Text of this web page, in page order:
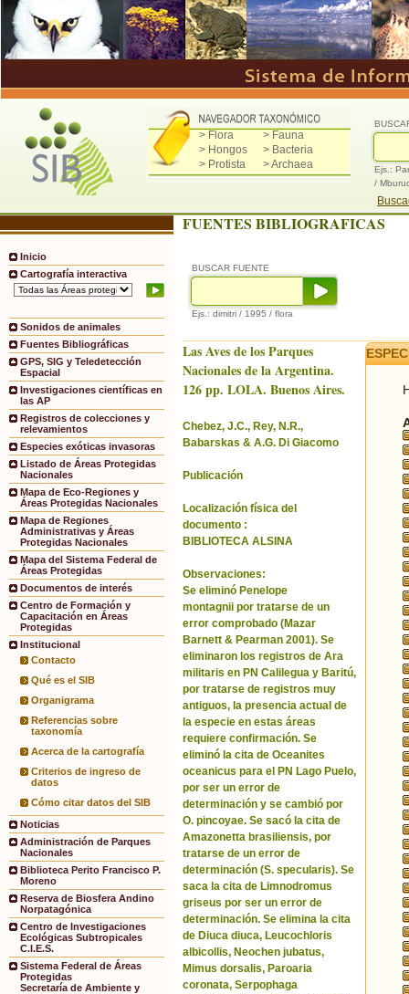
> Flora
> Fauna
> Hongos
> Bacteria
> Protista
> Archaea
Ejs.:
/
Inicio
Cartografía interactiva
Sonidos de animales
Fuentes Bibliográficas
GPS, SIG y Teledetección
Espacial
Investigaciones científicas en
las AP
Registros de colecciones y
relevamientos
Especies exóticas invasoras
Listado de Áreas Protegidas
Nacionales
Mapa de Eco-Regiones y
Áreas Protegidas Nacionales
Mapa de Regiones
Administrativas y Áreas
Protegidas Nacionales
Mapa del Sistema Federal de
Áreas Protegidas
Documentos de interés
Centro de Formación y
Capacitación en Áreas
Protegidas
Institucional
Contacto
Qué es el SIB
Organigrama
Referencias sobre
taxonomía
Acerca de la cartografía
Criterios de ingreso de
datos
Cómo citar datos del SIB
Noticias
Administración de Parques
Nacionales
Biblioteca Perito Francisco P.
Moreno
Reserva de Biosfera Andino
Norpatagónica
Centro de Investigaciones
Ecológicas Subtropicales
C.I.E.S.
Sistema Federal de Áreas
Protegidas
Secretaría de Ambiente y
FUENTES BIBLIOGRAFICAS
BUSCAR FUENTE
Ejs.: dimitri / 1995 / flora
Las Aves de los Parques
Nacionales de la Argentina.
126 pp. LOLA. Buenos Aires.
Chebez, J.C., Rey, N.R.,
Babarskas & A.G. Di Giacomo
Publicación
Localización física del
documento :
BIBLIOTECA ALSINA
Observaciones:
Se eliminó Penelope
montagnii por tratarse de un
error comprobado (Mazar
Barnett & Pearman 2001). Se
eliminaron los registros de Ara
militaris en PN Calilegua y Baritú,
por tratarse de registros muy
antiguos, la presencia actual de
la especie en estas áreas
requiere confirmación. Se
eliminó la cita de Oceanites
oceanicus para el PN Lago Puelo,
por ser un error de
determinación y se cambió por
O. pincoyae. Se sacó la cita de
Amazonetta brasiliensis, por
tratarse de un error de
determinación (S. specularis). Se
saca la cita de Limnodromus
griseus por ser un error de
determinación. Se elimina la cita
de Diuca diuca, Leucochloris
albicollis, Neochen jubatus,
Mimus dorsalis, Paroaria
coronata, Serpophaga